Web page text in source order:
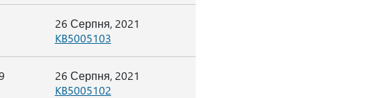
26 Серпня, 2021
KB5005103
26 Серпня, 2021
KB5005102